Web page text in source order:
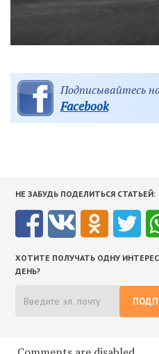
Подписывайтесь
Facebook
НЕ ЗАБУДЬ ПОДЕЛИТЬСЯ СТАТЬЕЙ:
ХОТИТЕ ПОЛУЧАТЬ ОДНУ
ДЕНЬ?